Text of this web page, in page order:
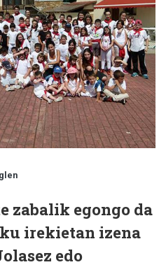
zabalik egongo da
irekietan izena
edo